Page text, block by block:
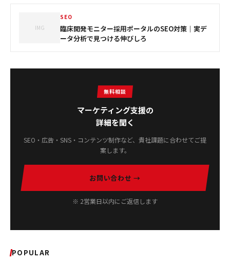
IMG
SEO
臨床開発モニター採用ポータルのSEO対策｜実デ
ータ分析で見つける伸びしろ
無料相談
マーケティング支援の
詳細を聞く
SEO・広告・SNS・コンテンツ制作など、貴社課題に合わせてご提
案します。
お問い合わせ →
※ 2営業日以内にご返信します
POPULAR